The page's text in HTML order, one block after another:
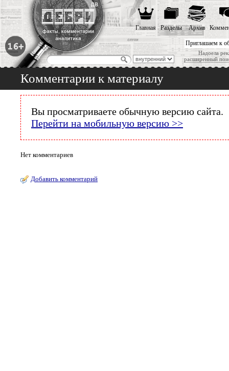
Приглашаем к
Надоела
расширенный
Главная Разделы Архив
Комментарии к материалу
Вы просматриваете обычную версию сайта.
Перейти на мобильную версию >>
Нет комментариев
Добавить комментарий